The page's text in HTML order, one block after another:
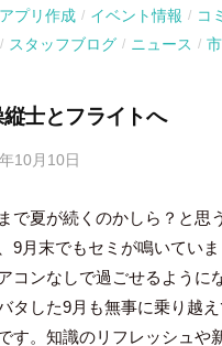
アプリ作成 / イベント情報 / コ
/ スタッフブログ / ニュース /
士とフライトへ
10月10日
吉
田
豪
で夏が続くのかしら？と思
9月末でもセミが鳴いてい
コンなしで過ごせるように
タした9月も無事に乗り越
す。知識のリフレッシュや